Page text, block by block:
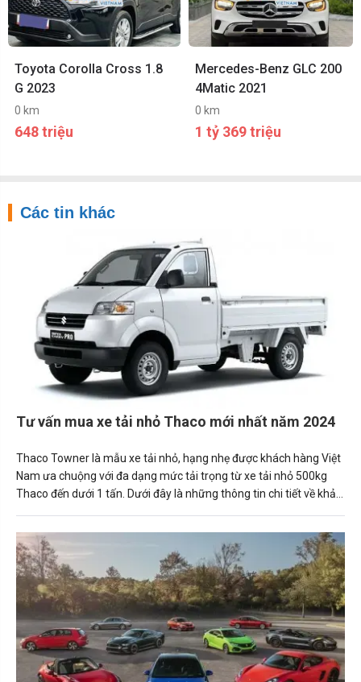
Toyota Corolla Cross 1.8
G 2023
0 km
648 triệu
Mercedes-Benz GLC 200
4Matic 2021
0 km
1 tỷ 369 triệu
Các tin khác
Tư vấn mua xe tải nhỏ Thaco mới nhất năm 2024
Thaco Towner là mẫu xe tải nhỏ, hạng nhẹ được khách hàng Việt
Nam ưa chuộng với đa dạng mức tải trọng từ xe tải nhỏ 500kg
Thaco đến dưới 1 tấn. Dưới đây là những thông tin chi tiết về khả
được Carmudi tổng hợp, mời mọi người cùng tham khảo.